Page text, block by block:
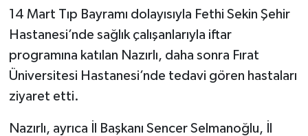
14 Mart Tıp Bayramı dolayısıyla Fethi Sekin Şehir
Hastanesi’nde sağlık çalışanlarıyla iftar
programına katılan Nazırlı, daha sonra Fırat
Üniversitesi Hastanesi’nde tedavi gören hastaları
ziyaret etti.
Nazırlı, ayrıca İl Başkanı Sencer Selmanoğlu, İl